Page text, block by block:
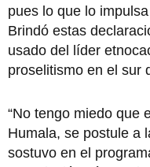
pues lo que lo
Brindó estas
usado del líder
proselitismo en el sur
“No tengo miedo que
Humala, se postule a
sostuvo en el